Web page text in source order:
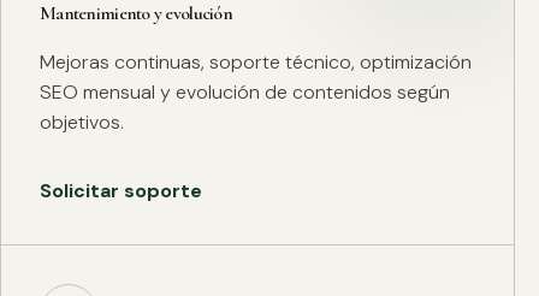
Mantenimiento y evolución
Mejoras continuas, soporte técnico, optimización
SEO mensual y evolución de contenidos según
objetivos.
Solicitar soporte